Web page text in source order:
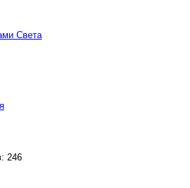
Света
246